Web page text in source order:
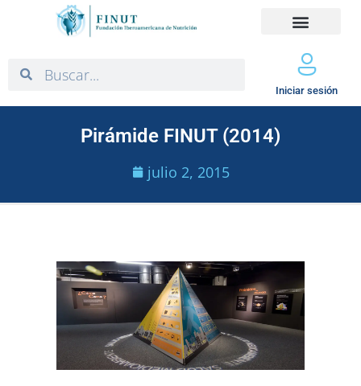
Iniciar sesión
Pirámide FINUT (2014)
julio 2, 2015